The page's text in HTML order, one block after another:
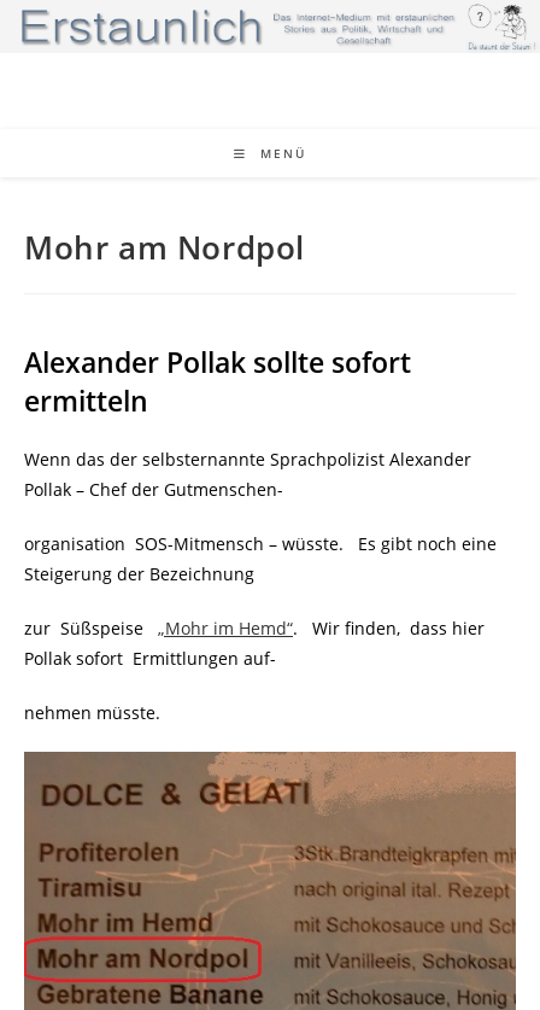
Zum
Inhalt
MENÜ
Mohr am Nordpol
Alexander Pollak sollte sofort
ermitteln
Wenn das der selbsternannte Sprachpolizist Alexander
Pollak – Chef der Gutmenschen-
organisation SOS-Mitmensch – wüsste. Es gibt noch eine
Steigerung der Bezeichnung
zur Süßspeise „Mohr im Hemd“. Wir finden, dass hier
Pollak sofort Ermittlungen auf-
nehmen müsste.